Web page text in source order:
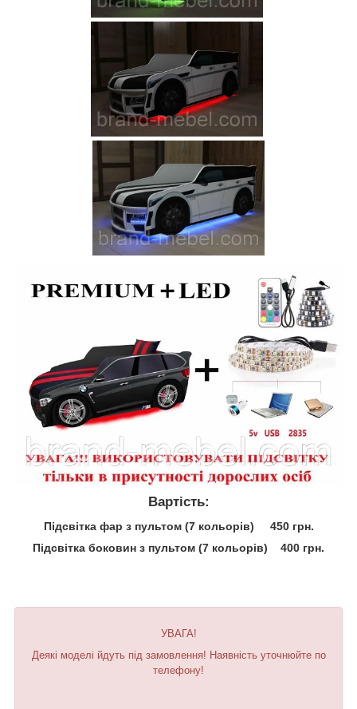
Вартість:
Підсвітка фар з пультом (7 кольорів) 450 грн.
Підсвітка боковин з пультом (7 кольорів) 400 грн.
УВАГА!
Деякі моделі йдуть під замовлення! Наявність уточнюйте по
телефону!